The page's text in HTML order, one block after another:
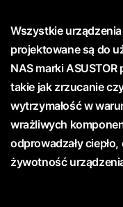
Wszystkie urządzenia
projektowane są do
NAS marki
takie jak zrzucanie
wytrzymałość w
wrażliwych
odprowadzały
żywotność